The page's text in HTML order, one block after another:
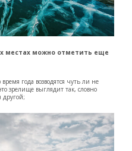
местах можно отметить еще
года возводятся чуть ли не
зрелище выглядит так, словно
другой;